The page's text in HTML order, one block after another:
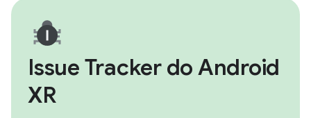
Issue Tracker do Android
XR